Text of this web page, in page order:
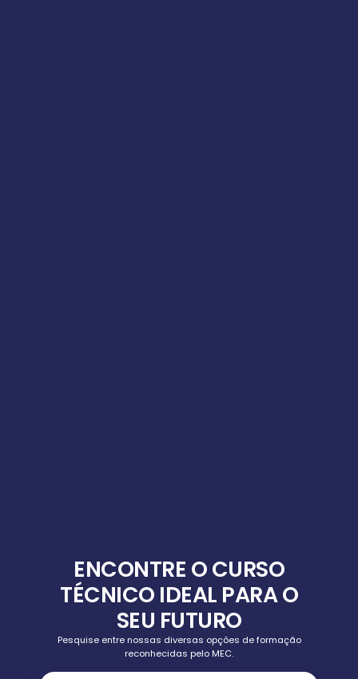
ENCONTRE O CURSO
TÉCNICO IDEAL PARA O
SEU FUTURO
Pesquise entre nossas diversas opções de formação
reconhecidas pelo MEC.